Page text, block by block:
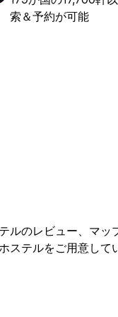
索＆予約が可能
ルのレビュー、マッ
ステルをご用意して